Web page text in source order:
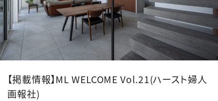
【掲載情報】ML WELCOME Vol.21(ハースト婦人
画報社)